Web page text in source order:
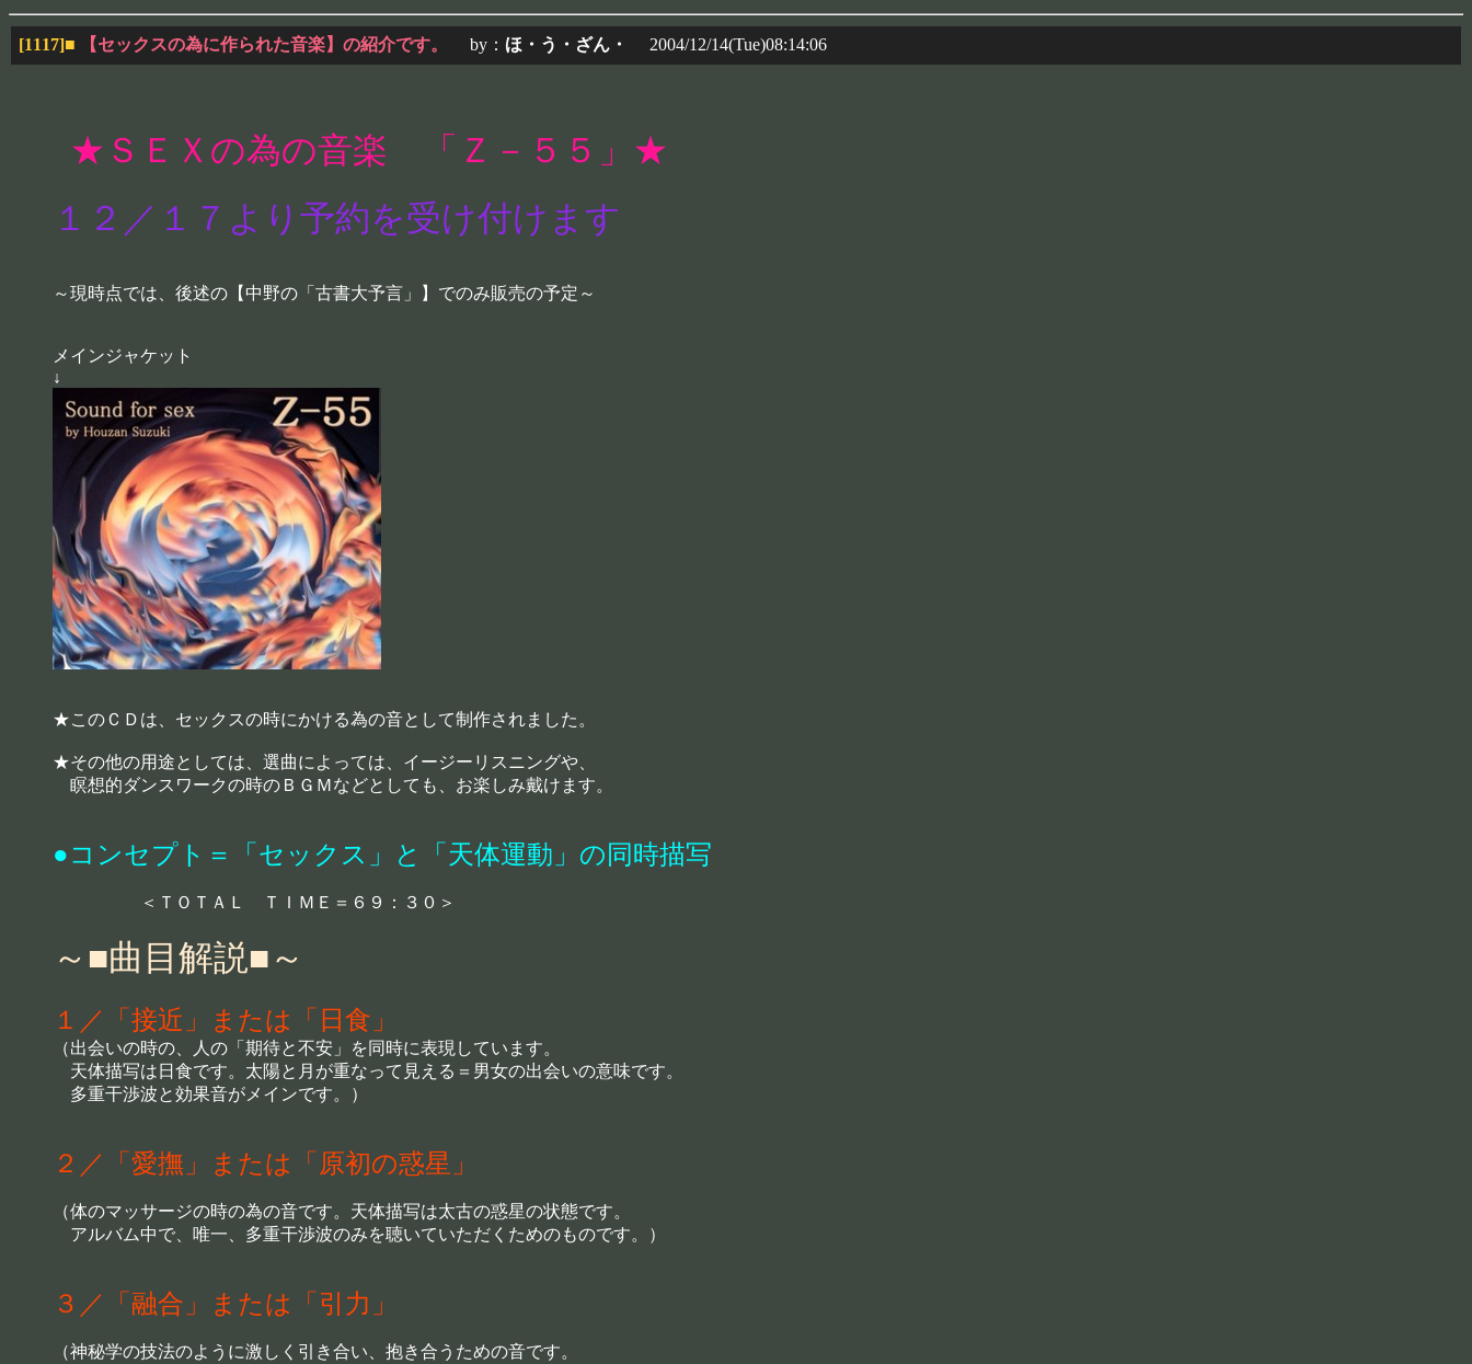
[1117]■ 【セックスの為に作られた音楽】の紹介です。 by： ほ・う・ざん・ 2004/12/14(Tue)08:14:06
★ＳＥＸの為の音楽 「Ｚ－５５」★
１２／１７より予約を受け付けます
～現時点では、後述の【中野の「古書大予言」】でのみ販売の予定～
メインジャケット
↓
★このＣＤは、セックスの時にかける為の音として制作されました。
★その他の用途としては、選曲によっては、イージーリスニングや、
瞑想的ダンスワークの時のＢＧＭなどとしても、お楽しみ戴けます。
●コンセプト＝「セックス」と「天体運動」の同時描写
＜ＴＯＴＡＬ ＴＩＭＥ＝６９：３０＞
～■曲目解説■～
１／「接近」または「日食」
（出会いの時の、人の「期待と不安」を同時に表現しています。
天体描写は日食です。太陽と月が重なって見える＝男女の出会いの意味です。
多重干渉波と効果音がメインです。）
２／「愛撫」または「原初の惑星」
（体のマッサージの時の為の音です。天体描写は太古の惑星の状態です。
アルバム中で、唯一、多重干渉波のみを聴いていただくためのものです。）
３／「融合」または「引力」
（神秘学の技法のように激しく引き合い、抱き合うための音です。